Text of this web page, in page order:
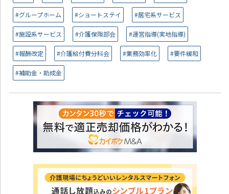
#グループホーム #ショートステイ #居宅系サービス
#施設系サービス #介護保険部会 #運営指導(実地指導)
#報酬改定 #介護給付費分科会 #業務効率化 #要件緩和
#補助金・助成金